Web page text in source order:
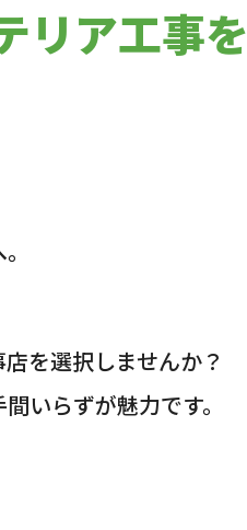
リア工事を
を選択しませんか？
いらずが魅力です。